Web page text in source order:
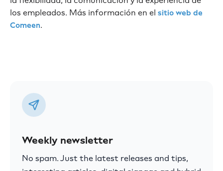
los empleados. Más información en el sitio web de
Comeen.
Weekly newsletter
No spam. Just the latest releases and tips,